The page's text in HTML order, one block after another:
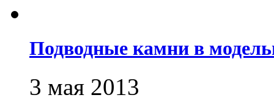
Подводные камни в
3 мая 2013